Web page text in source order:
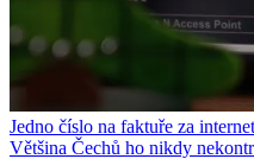
Jedno číslo na faktuře za
Většina Čechů ho nikdy